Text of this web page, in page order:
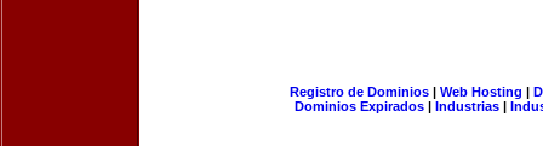
Registro de Dominios| Web Hosting |
Dominios Expirados | Industrias |